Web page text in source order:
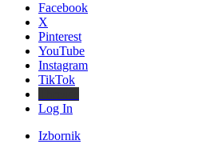
Facebook
X
Pinterest
YouTube
Instagram
TikTok
Log In
Izbornik